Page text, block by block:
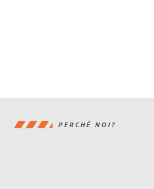
PERCHÉ NOI?